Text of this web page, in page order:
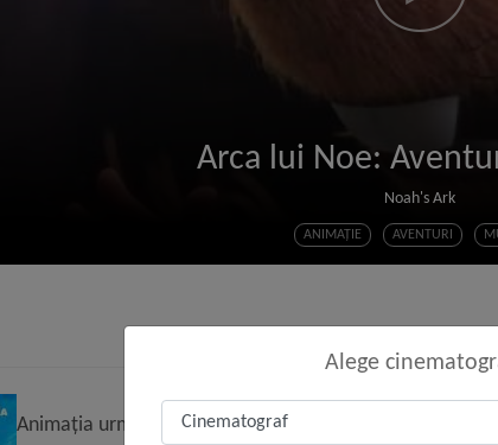
Arca lui Noe:
Noah's Ark
ANIMAŢIE AVENTURI
Animația urmărește doi șoricei, pe Vini, un poet
Alege